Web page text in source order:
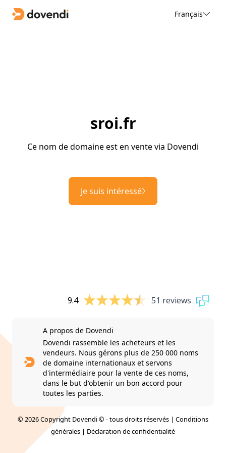
Français
sroi.fr
Ce nom de domaine est en vente via Dovendi
Je suis intéressé
9.4 51 reviews
A propos de Dovendi
Dovendi rassemble les acheteurs et les
vendeurs. Nous gérons plus de 250 000 noms
de domaine internationaux et servons
d'intermédiaire pour la vente de ces noms,
dans le but d'obtenir un bon accord pour
toutes les parties.
© 2026 Copyright Dovendi © - tous droits réservés | Conditions
générales | Déclaration de confidentialité